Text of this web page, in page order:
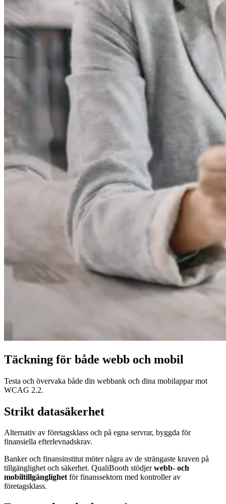
Täckning för både webb och mobil
Testa och övervaka både din webbank och dina mobilappar mot
WCAG 2.2.
Strikt datasäkerhet
Alternativ av företagsklass och på egna servrar, byggda för
finansiella efterlevnadskrav.
Banker och finansinstitut möter några av de strängaste kraven på
tillgänglighet och säkerhet. QualiBooth stödjerwebb- och
mobiltillgänglighetför finanssektorn med kontroller av
företagsklass.